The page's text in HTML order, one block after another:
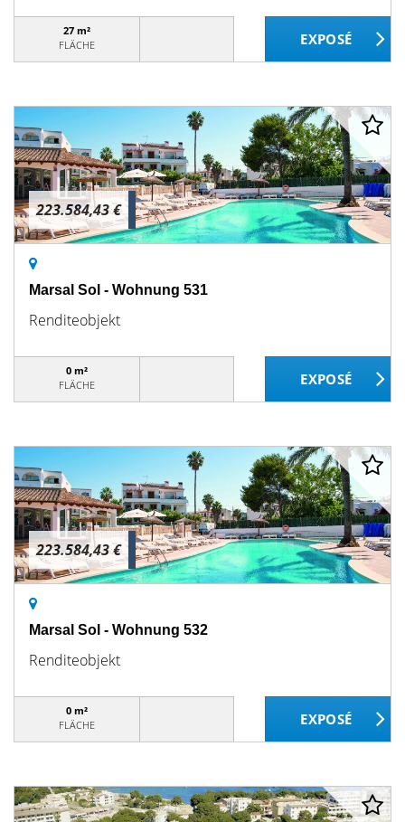
27 m²
FLÄCHE
223.584,43 €
Marsal Sol - Wohnung 531
Renditeobjekt
0 m²
FLÄCHE
223.584,43 €
Marsal Sol - Wohnung 532
Renditeobjekt
0 m²
FLÄCHE